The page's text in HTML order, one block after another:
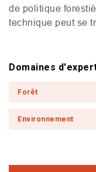
de politique
technique peut se
Domaines
Forêt
Environnement